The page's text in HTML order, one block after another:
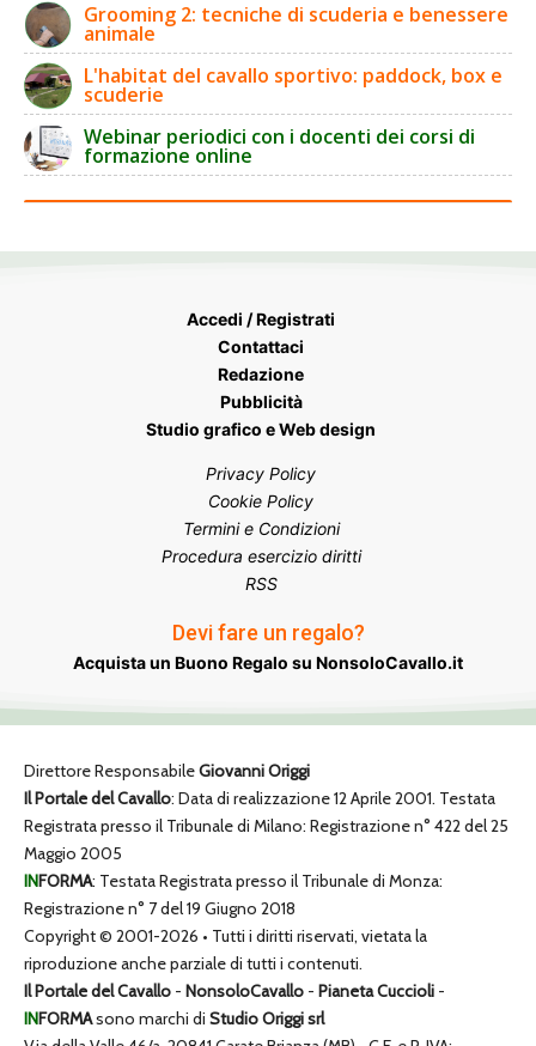
Grooming 2: tecniche di scuderia e benessere
animale
L'habitat del cavallo sportivo: paddock, box e
scuderie
Webinar periodici con i docenti dei corsi di
formazione online
Accedi / Registrati
Contattaci
Redazione
Pubblicità
Studio grafico e Web design
Privacy Policy
Cookie Policy
Termini e Condizioni
Procedura esercizio diritti
RSS
Devi fare un regalo?
Acquista un Buono Regalo su NonsoloCavallo.it
Direttore ResponsabileGiovanni Origgi
Il Portale del Cavallo: Data di realizzazione 12 Aprile 2001. Testata
Registrata presso il Tribunale di Milano: Registrazione n° 422 del 25
Maggio 2005
INFORMA: Testata Registrata presso il Tribunale di Monza:
Registrazione n° 7 del 19 Giugno 2018
Copyright © 2001-2026 • Tutti i diritti riservati, vietata la
riproduzione anche parziale di tutti i contenuti.
Il Portale del Cavallo - NonsoloCavallo - Pianeta Cuccioli -
INFORMAsono marchi di Studio Origgi srl